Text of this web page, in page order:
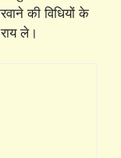
की विधियों के
ले।